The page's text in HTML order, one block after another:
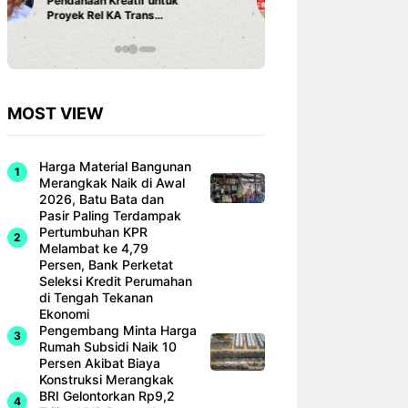
Fi dan Efisiensi Energi untuk
MOST VIEW
Harga Material Bangunan
Merangkak Naik di Awal
2026, Batu Bata dan
Pasir Paling Terdampak
Pertumbuhan KPR
Melambat ke 4,79
Persen, Bank Perketat
Seleksi Kredit Perumahan
di Tengah Tekanan
Ekonomi
Pengembang Minta Harga
Rumah Subsidi Naik 10
Persen Akibat Biaya
Konstruksi Merangkak
BRI Gelontorkan Rp9,2